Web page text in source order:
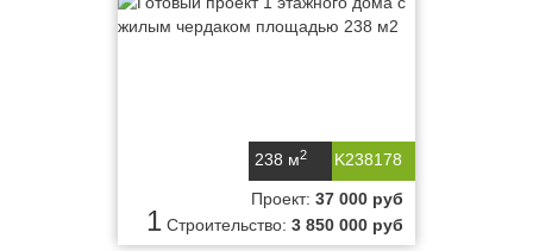
K238178
238 м2
1
Проект: 37 000 руб
Строительство: 3 850 000 руб